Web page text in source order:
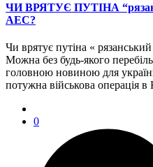
ЧИ ВРЯТУЄ ПУТІНА
АЕС?
Чи врятує путіна «
Можна без будь-якого
головною новиною для
потужна військова операція в
0